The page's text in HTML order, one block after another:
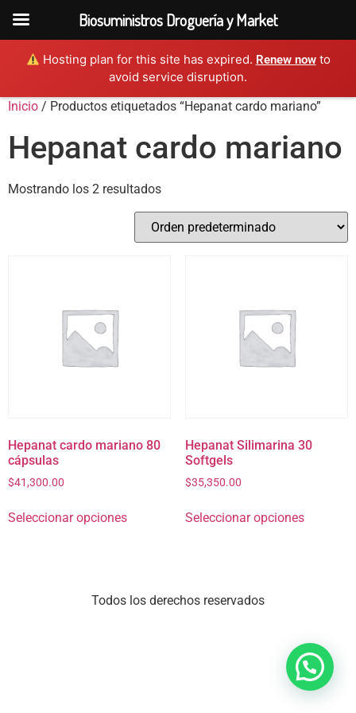
Hosting plan for this site has expired. Renew nowto
avoid service disruption.
Inicio / Productos etiquetados “Hepanat cardo mariano”
Hepanat cardo mariano
Mostrando los 2 resultados
Hepanat cardo mariano 80
cápsulas
$41,300.00
Seleccionar opciones
Hepanat Silimarina 30
Softgels
$35,350.00
Seleccionar opciones
Todos los derechos reservados
Biosuministros Droguería y Market